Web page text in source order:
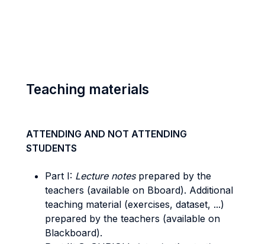
Teaching materials
ATTENDING AND NOT ATTENDING
STUDENTS
Part I: Lecture notes prepared by the
teachers (available on Bboard). Additional
teaching material (exercises, dataset, ...)
prepared by the teachers (available on
Blackboard).